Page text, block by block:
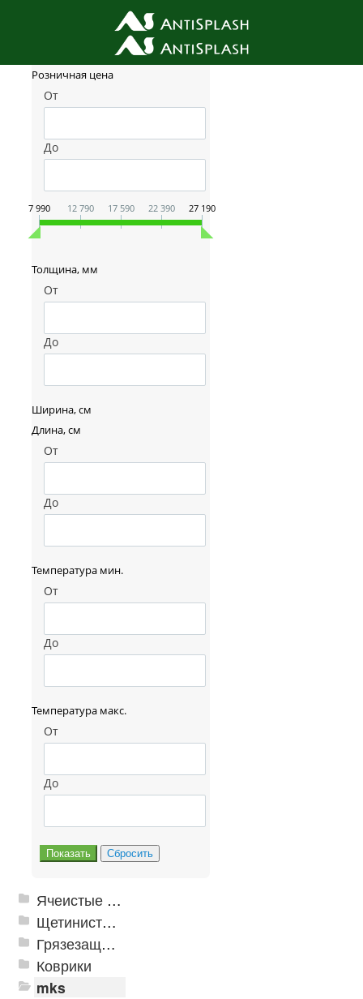
Фильтр товаров
Розничная цена
От
До
7 990 12 790 17 590 22 390 27 190
Толщина, мм
От
До
Ширина, см
Длина, см
От
До
Температура мин.
От
До
Температура макс.
От
До
Ячеистые грязезащитные покрытия
Щетинистые покрытия
Грязезащитные, влаговпитывающие покрытия
Коврики
mks